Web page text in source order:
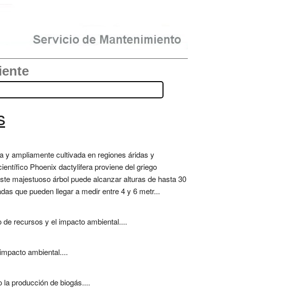
y ampliamente cultivada en regiones áridas y
Phoenix dactylifera proviene del griego
majestuoso árbol puede alcanzar alturas de hasta 30
que pueden llegar a medir entre 4 y 6 metr...
recursos y el impacto ambiental....
ambiental....
producción de biogás....